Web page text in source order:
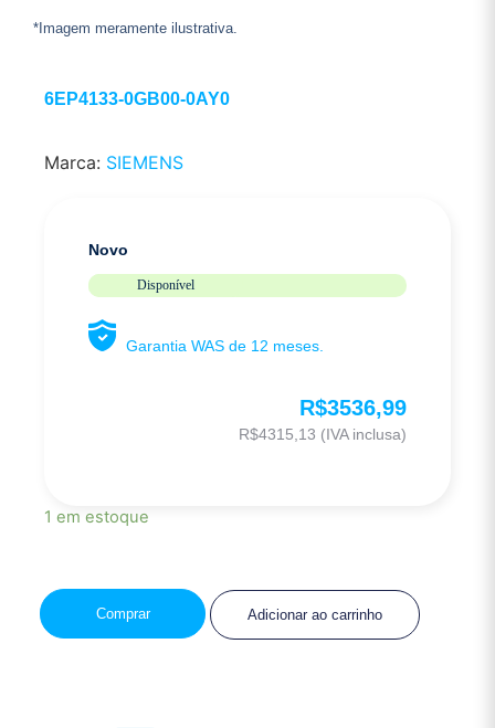
*Imagem meramente ilustrativa.
6EP4133-0GB00-0AY0
Marca: SIEMENS
Novo
Disponível
Garantia WAS de 12 meses.
R$3536,99
R$4315,13 (IVA inclusa)
1 em estoque
Adicionar ao carrinho
Comprar